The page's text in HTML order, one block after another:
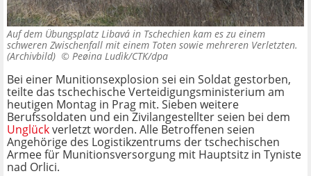
Auf dem Übungsplatz Libavá in Tschechien kam es zu einem
schweren Zwischenfall mit einem Toten sowie mehreren Verletzten.
(Archivbild) © Peøina Ludìk/CTK/dpa
Bei einer Munitionsexplosion sei ein Soldat gestorben,
teilte das tschechische Verteidigungsministerium am
heutigen Montag in Prag mit. Sieben weitere
Berufssoldaten und ein Zivilangestellter seien bei dem
Unglückverletzt worden. Alle Betroffenen seien
Angehörige des Logistikzentrums der tschechischen
Armee für Munitionsversorgung mit Hauptsitz in Tyniste
nad Orlici.